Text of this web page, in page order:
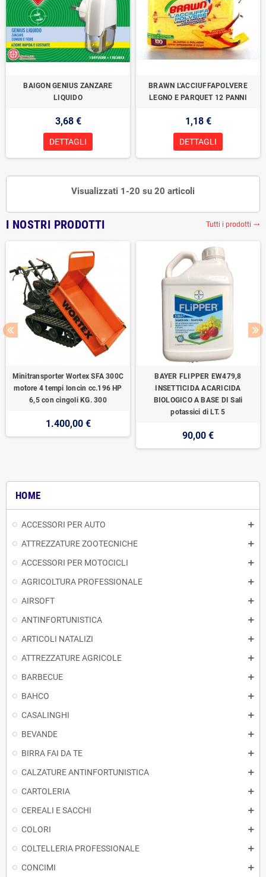
HOME
ACCESSORI PER AUTO
ATTREZZATURE ZOOTECNICHE
ACCESSORI PER MOTOCICLI
AGRICOLTURA PROFESSIONALE
AIRSOFT
ANTINFORTUNISTICA
ARTICOLI NATALIZI
ATTREZZATURE AGRICOLE
BARBECUE
BAHCO
CASALINGHI
BEVANDE
BIRRA FAI DA TE
CALZATURE ANTINFORTUNISTICA
CARTOLERIA
CEREALI E SACCHI
COLORI
COLTELLERIA PROFESSIONALE
CONCIMI
BAIGON GENIUS ZANZARE
LIQUIDO
3,68 €
DETTAGLI
BRAWN L'ACCIUFFAPOLVERE
LEGNO E PARQUET 12 PANNI
1,18 €
DETTAGLI
Visualizzati 1-20 su 20 articoli
I NOSTRI PRODOTTI Tutti i prodotti trending_flat
Minitransporter Wortex SFA 300C
motore 4 tempi loncin cc.196 HP
6,5 con cingoli KG. 300
1.400,00 €
BAYER FLIPPER EW479,8
INSETTICIDA ACARICIDA
BIOLOGICO A BASE DI Sali
potassici di LT. 5
90,00 €